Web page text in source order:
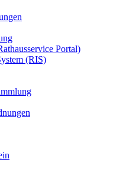
Portal)
(RIS)